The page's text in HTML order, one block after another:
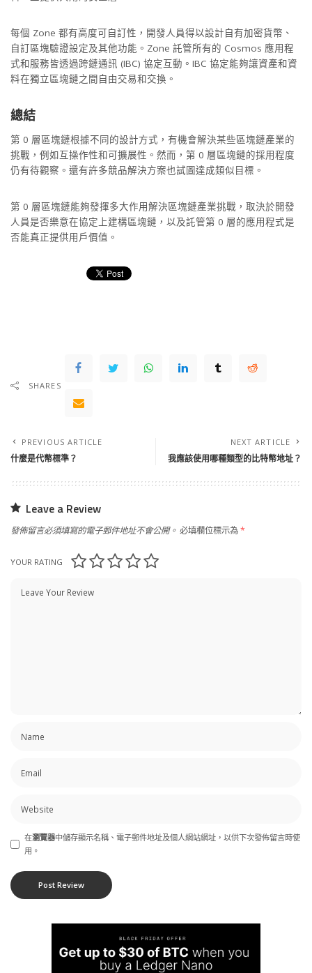
每個 Zone 都有高度可自訂性，開發人員得以設計自有加密貨幣、
自訂區塊驗證設定及其他功能。Zone 託管所有的 Cosmos 應用程
式和服務皆透過跨鏈通訊 (IBC) 協定互動。IBC 協定能夠讓資產和資
料在獨立區塊鏈之間自由交易和交換。
總結
第 0 層區塊鏈根據不同的設計方式，有機會解決某些區塊鏈產業的
挑戰，例如互操作性和可擴展性。然而，第 0 層區塊鏈的採用程度
仍有待觀察。還有許多競品解決方案也試圖達成類似目標。
第 0 層區塊鏈能夠發揮多大作用解決區塊鏈產業挑戰，取決於開發
人員是否樂意在協定上建構區塊鏈，以及託管第 0 層的應用程式是
否能真正提供用戶價值。
SHARES
PREVIOUS ARTICLE
什麼是代幣標準？
NEXT ARTICLE
我應該使用哪種類型的比特幣地址？
Leave a Review
發佈留言必須填寫的電子郵件地址不會公開。 必填欄位標示為*
YOUR RATING
在瀏覽器中儲存顯示名稱、電子郵件地址及個人網站網址，以供下次發佈留言時使
用。